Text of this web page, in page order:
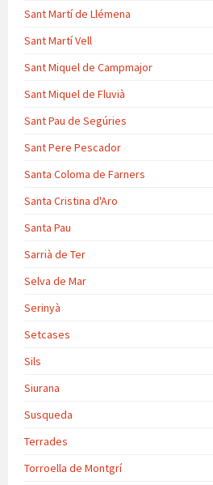
Sant Martí de Llémena
Sant Martí Vell
Sant Miquel de Campmajor
Sant Miquel de Fluvià
Sant Pau de Segúries
Sant Pere Pescador
Santa Coloma de Farners
Santa Cristina d'Aro
Santa Pau
Sarrià de Ter
Selva de Mar
Serinyà
Setcases
Sils
Siurana
Susqueda
Terrades
Torroella de Montgrí